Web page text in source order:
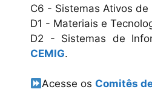
C6 - Sistemas Ativos
D1 - Materiais e
D2 - Sistemas de
CEMIG.
Acesse os Comitês